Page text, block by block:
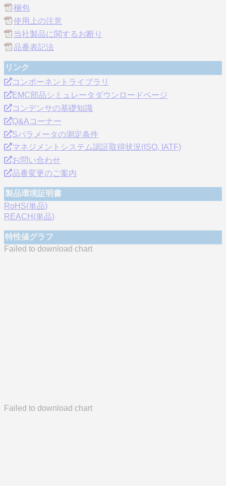
梱包
使用上の注意
当社製品に関するお断り
品番表記法
リンク
コンポーネントライブラリ
EMC部品シミュレータダウンロードページ
コンデンサの基礎知識
Q&Aコーナー
Sパラメータの測定条件
マネジメントシステム認証取得状況(ISO, IATF)
お問い合わせ
品番変更のご案内
製品環境証明書
RoHS(単品)
REACH(単品)
特性値グラフ
Failed to download chart
Failed to download chart